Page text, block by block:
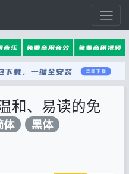
和、易读的免
体
黑体